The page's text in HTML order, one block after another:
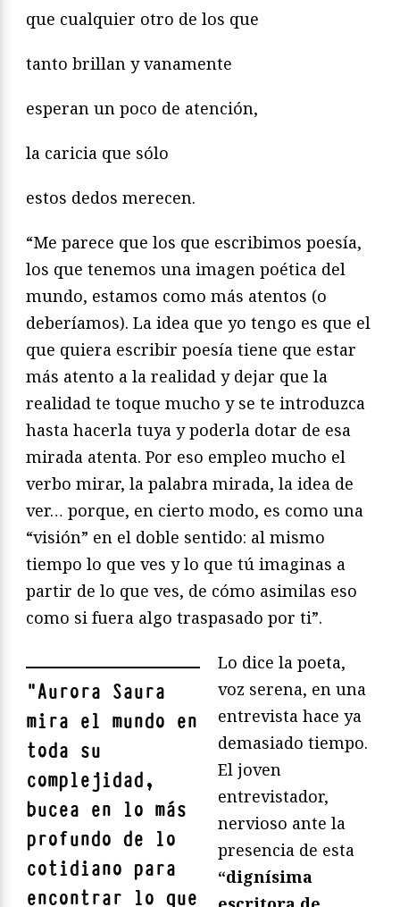
que cualquier otro de los que
tanto brillan y vanamente
esperan un poco de atención,
la caricia que sólo
estos dedos merecen.
“Me parece que los que escribimos poesía,
los que tenemos una imagen poética del
mundo, estamos como más atentos (o
deberíamos). La idea que yo tengo es que el
que quiera escribir poesía tiene que estar
más atento a la realidad y dejar que la
realidad te toque mucho y se te introduzca
hasta hacerla tuya y poderla dotar de esa
mirada atenta. Por eso empleo mucho el
verbo mirar, la palabra mirada, la idea de
ver… porque, en cierto modo, es como una
“visión” en el doble sentido: al mismo
tiempo lo que ves y lo que tú imaginas a
partir de lo que ves, de cómo asimilas eso
como si fuera algo traspasado por ti”.
"Aurora Saura
mira el mundo en
toda su
complejidad,
bucea en lo más
profundo de lo
cotidiano para
encontrar lo que
Lo dice la poeta,
voz serena, en una
entrevista hace ya
demasiado tiempo.
El joven
entrevistador,
nervioso ante la
presencia de esta
“dignísima